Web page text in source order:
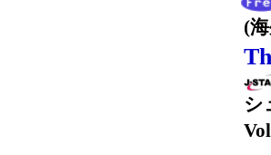
(
シ